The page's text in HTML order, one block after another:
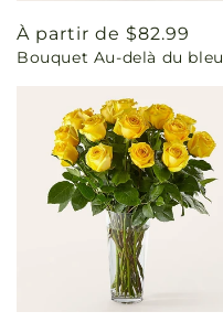
Prix
habituel
À partir de $82.99
Bouquet Au-delà du bleu